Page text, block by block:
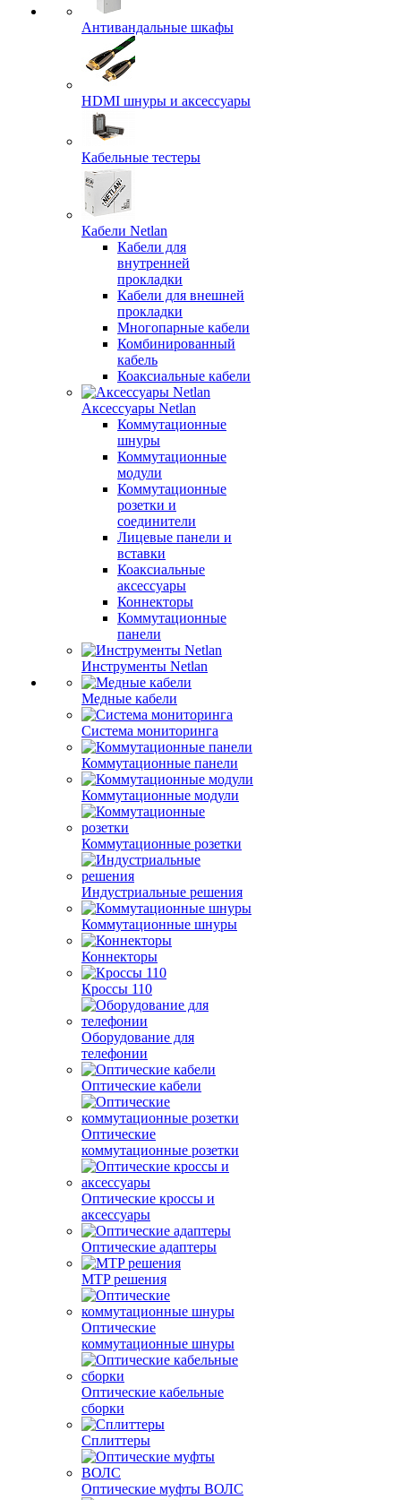
Антивандальные шкафы
HDMI шнуры и аксессуары
Кабельные тестеры
Кабели Netlan
Кабели для
внутренней
прокладки
Кабели для внешней
прокладки
Многопарные кабели
Комбинированный
кабель
Коаксиальные кабели
Аксессуары Netlan
Коммутационные
шнуры
Коммутационные
модули
Коммутационные
розетки и
соединители
Лицевые панели и
вставки
Коаксиальные
аксессуары
Коннекторы
Коммутационные
панели
Инструменты Netlan
Медные кабели
Система мониторинга
Коммутационные панели
Коммутационные модули
Коммутационные розетки
Индустриальные решения
Коммутационные шнуры
Коннекторы
Кроссы 110
Оборудование для
телефонии
Оптические кабели
Оптические
коммутационные розетки
Оптические кроссы и
аксессуары
Оптические адаптеры
MTP решения
Оптические
коммутационные шнуры
Оптические кабельные
сборки
Сплиттеры
Оптические муфты ВОЛС